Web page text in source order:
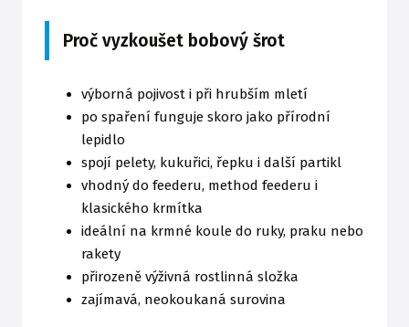
Proč vyzkoušet bobový šrot
výborná pojivost i při hrubším mletí
po spaření funguje skoro jako přírodní
lepidlo
spojí pelety, kukuřici, řepku i další partikl
vhodný do feederu, method feederu i
klasického krmítka
ideální na krmné koule do ruky, praku nebo
rakety
přirozeně výživná rostlinná složka
zajímavá, neokoukaná surovina